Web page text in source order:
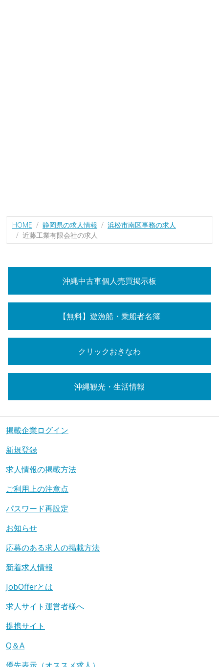
HOME 静岡県の求人情報
浜松市南区事務の求人
近藤工業有限会社の求人
沖縄中古車個人売買掲示板
【無料】遊漁船・乗船者名簿
クリックおきなわ
沖縄観光・生活情報
掲載企業ログイン
新規登録
求人情報の掲載方法
ご利用上の注意点
パスワード再設定
お知らせ
応募のある求人の掲載方法
新着求人情報
JobOfferとは
求人サイト運営者様へ
提携サイト
Q＆A